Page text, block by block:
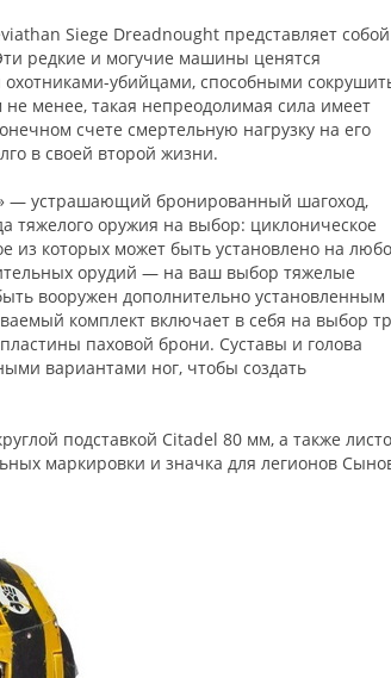
Siege Dreadnought представляет собой
редкие и могучие машины ценятся
убийцами, способными
менее, такая непреодолимая сила имеет
счете смертельную нагрузку на его
в своей второй жизни.
— устрашающий бронированный шагоход,
оружия на выбор: циклоническое
из которых может быть установлено на
орудий — на ваш выбор тяжелые
вооружен дополнительно установленным
комплект включает в себя на выбор
паховой брони. Суставы и голова
вариантами ног, чтобы создать
подставкой Citadel 80 мм, а также
маркировки и значка для легионов